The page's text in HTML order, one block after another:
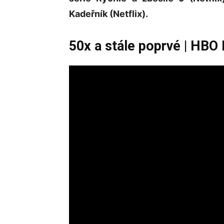
Kadeřník (Netflix).
50x a stále poprvé | HBO